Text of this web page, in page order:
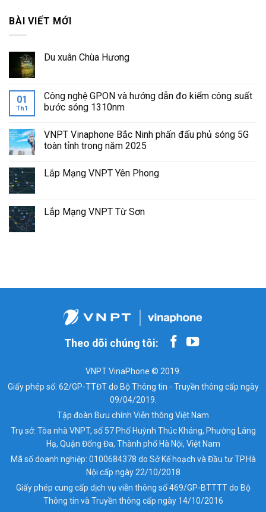
BÀI VIẾT MỚI
Du xuân Chùa Hương
01
Th1
Công nghệ GPON và hướng dẫn đo kiểm công suất
bước sóng 1310nm
VNPT Vinaphone Bắc Ninh phấn đấu phủ sóng 5G
toàn tỉnh trong năm 2025
Lắp Mạng VNPT Yên Phong
Lắp Mạng VNPT Từ Sơn
Theo dõi chúng tôi:
VNPT VinaPhone © 2019.
Giấy phép số: 62/GP-TTĐT do Bộ Thông tin - Truyền thông cấp ngày
09/04/2019.
Tập đoàn Bưu chính Viễn thông Việt Nam
Trụ sở: Tòa nhà VNPT, số 57 Phố Huỳnh Thúc Kháng, Phường Láng
Hạ, Quận Đống Đa, Thành phố Hà Nội, Việt Nam
Mã số doanh nghiệp: 0100684378 do Sở Kế hoạch và Đầu tư TP.Hà
Nội cấp ngày 22/10/2018
Giấy phép cung cấp dịch vụ viễn thông số 469/GP-BTTTT do Bộ
Thông tin và Truyền thông cấp ngày 14/10/2016